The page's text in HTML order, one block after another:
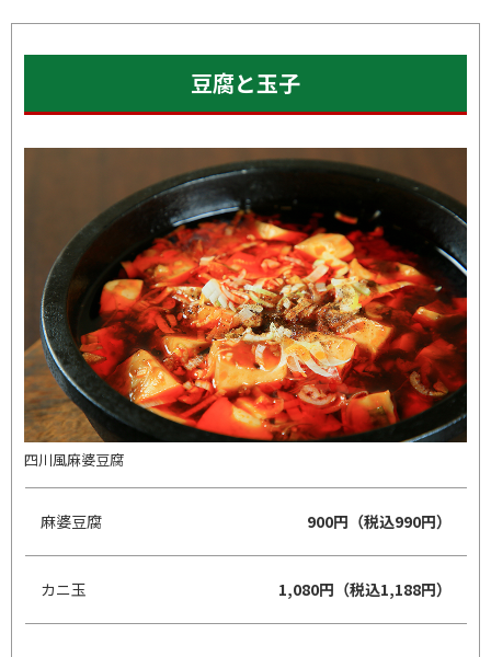
豆腐と玉子
四川風麻婆豆腐
麻婆豆腐 900円（税込990円）
カニ玉 1,080円（税込1,188円）